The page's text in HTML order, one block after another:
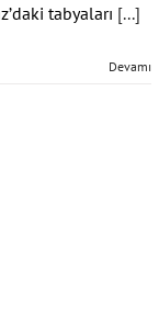
tabyaları [...]
Devamı